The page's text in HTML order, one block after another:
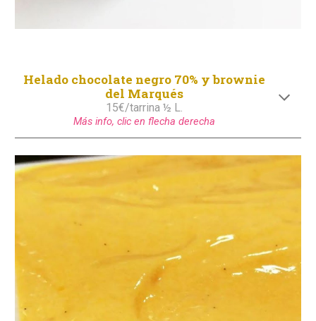
Helado chocolate negro 70% y brownie
del Marqués
1 5€/tarrina ½ L.
Más info, clic en flecha derecha